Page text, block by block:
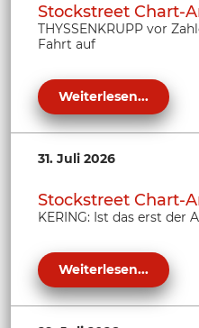
Stockstreet Chart-
THYSSENKRUPP vor
Fahrt auf
Weiterlesen...
31. Juli 2026
Stockstreet Chart-
KERING: Ist das erst der
Weiterlesen...